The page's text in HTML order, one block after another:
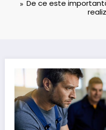
De ce este